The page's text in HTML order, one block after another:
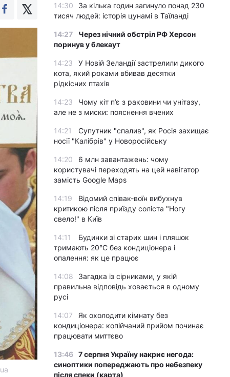
14:30
За кілька годин загинуло понад 230
тисяч людей: історія цунамі в Таїланді
14:27
Через нічний обстріл РФ Херсон
поринув у блекаут
14:23
У Новій Зеландії застрелили дикого
кота, який роками вбивав десятки
рідкісних птахів
14:23
Чому кіт п’є з раковини чи унітазу,
але не з миски: пояснення вчених
14:21
Супутник "спалив", як Росія захищає
носії "Калібрів" у Новоросійську
14:20
6 млн завантажень: чому
користувачі переходять на цей навігатор
замість Google Maps
14:19
Відомий співак-воїн вибухнув
критикою після приїзду соліста "Ногу
свело!" в Київ
14:11
Будинки зі старих шин і пляшок
тримають 20°C без кондиціонера і
опалення: як це працює
14:08
Загадка із сірниками, у якій
правильна відповідь ховається в одному
русі
14:07
Як охолодити кімнату без
кондиціонера: копійчаний прийом починає
працювати миттєво
13:46 7 серпня Україну накриє негода:
синоптики попереджають про небезпеку
після спеки (карта)